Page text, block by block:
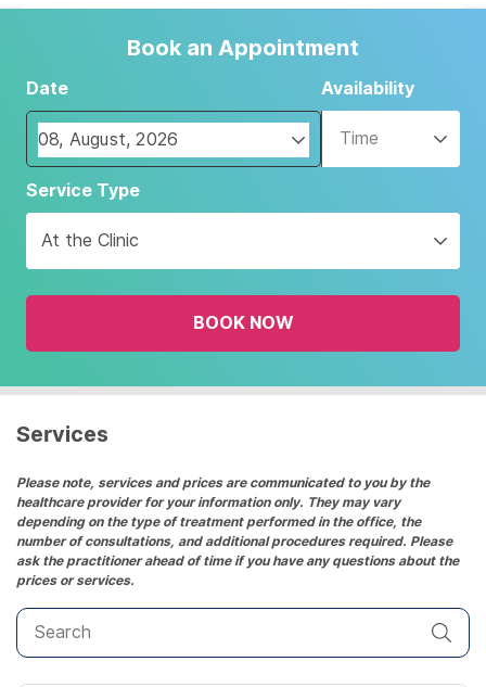
Book an Appointment
Date
Navigate
forward
interact
with
the
and
date.
the
question
mark
key
to
get
the
keyboard
Availability
Time
Service Type
At the Clinic
BOOK NOW
Services
Please note, services and prices are communicated to you by the
healthcare provider for your information only. They may vary
depending on the type of treatment performed in the office, the
number of consultations, and additional procedures required. Please
ask the practitioner ahead of time if you have any questions about the
prices or services.